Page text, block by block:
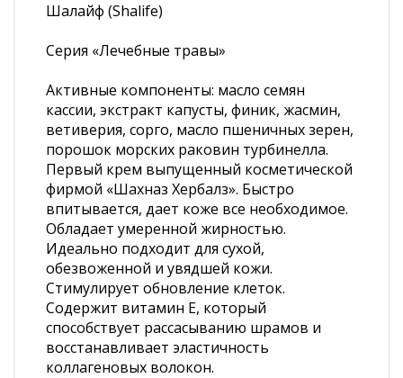
Шалайф (Shalife)
Серия «Лечебные травы»
Активные компоненты: масло семян
кассии, экстракт капусты, финик, жасмин,
ветиверия, сорго, масло пшеничных зерен,
порошок морских раковин турбинелла.
Первый крем выпущенный косметической
фирмой «Шахназ Хербалз». Быстро
впитывается, дает коже все необходимое.
Обладает умеренной жирностью.
Идеально подходит для сухой,
обезвоженной и увядшей кожи.
Стимулирует обновление клеток.
Содержит витамин Е, который
способствует рассасыванию шрамов и
восстанавливает эластичность
коллагеновых волокон.